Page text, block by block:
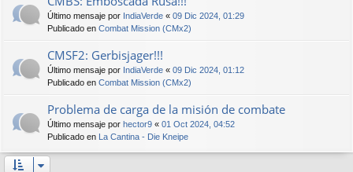
Último mensaje por IndiaVerde « 09 Dic 2024, 01:29
Publicado en Combat Mission (CMx2)
CMSF2: Gerbisjager!!!
Último mensaje por IndiaVerde « 09 Dic 2024, 01:12
Publicado en Combat Mission (CMx2)
Problema de carga de la misión de combate
Último mensaje por hector9 « 01 Oct 2024, 04:52
Publicado en La Cantina - Die Kneipe